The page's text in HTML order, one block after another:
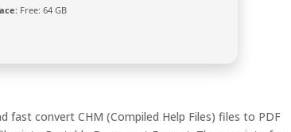
Free: 64 GB
fast convert CHM (Compiled Help Files) files to PDF